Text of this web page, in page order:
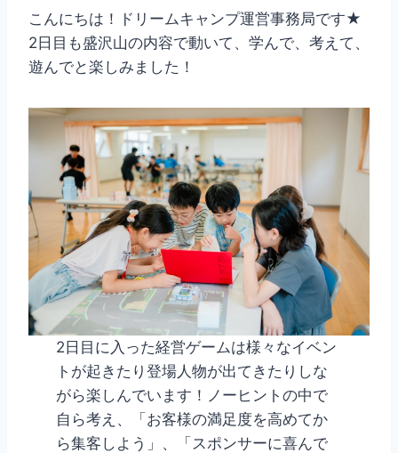
こんにちは！ドリームキャンプ運営事務局です★
2日目も盛沢山の内容で動いて、学んで、考えて、
遊んでと楽しみました！
2日目に入った経営ゲームは様々なイベン
トが起きたり登場人物が出てきたりしな
がら楽しんでいます！ノーヒントの中で
自ら考え、「お客様の満足度を高めてか
ら集客しよう」、「スポンサーに喜んで